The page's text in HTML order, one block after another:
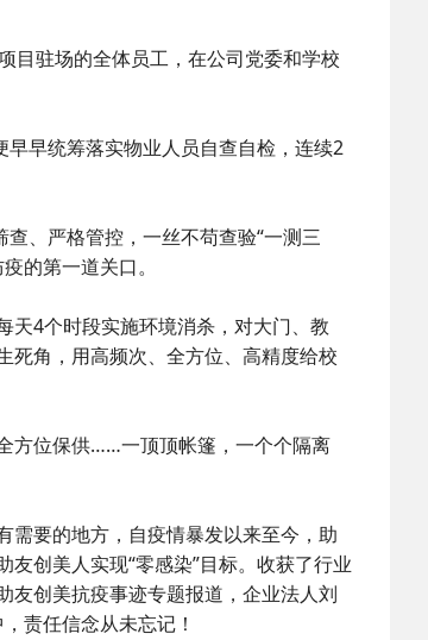
目驻场的全体员工，在公司党委和学校
早统筹落实物业人员自查自检，连续2
、严格管控，一丝不苟查验“一测三
的第一道关口。
天4个时段实施环境消杀，对大门、教
死角，用高频次、全方位、高精度给校
方位保供……一顶顶帐篷，一个个隔离
需要的地方，自疫情暴发以来至今，助
创美人实现“零感染”目标。收获了行业
友创美抗疫事迹专题报道，企业法人刘
责任信念从未忘记！